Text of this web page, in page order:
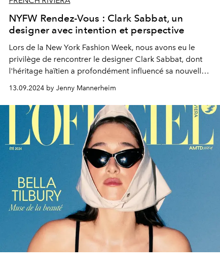
NYFW Rendez-Vous : Clark Sabbat, un
designer avec intention et perspective
Lors de la New York Fashion Week, nous avons eu le
privilège de rencontrer le designer Clark Sabbat, dont
l'héritage haïtien a profondément influencé sa nouvelle
13.09.2024 by Jenny Mannerheim